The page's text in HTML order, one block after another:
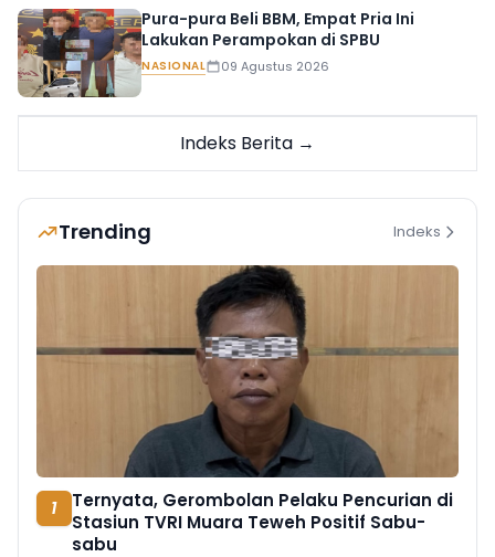
Pura-pura Beli BBM, Empat Pria Ini
Lakukan Perampokan di SPBU
NASIONAL 09 Agustus 2026
Indeks Berita →
Trending Indeks
1
Ternyata, Gerombolan Pelaku Pencurian di
Stasiun TVRI Muara Teweh Positif Sabu-
sabu